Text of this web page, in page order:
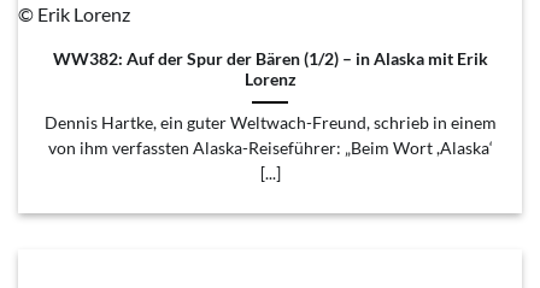
© Erik Lorenz
WW382: Auf der Spur der Bären (1/2) – in Alaska mit Erik
Lorenz
Dennis Hartke, ein guter Weltwach-Freund, schrieb in einem
von ihm verfassten Alaska-Reiseführer: „Beim Wort ,Alaska‘
[...]